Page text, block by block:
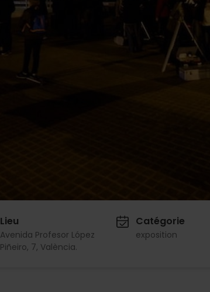
Lieu
Avenida Profesor López
Piñeiro, 7, València.
Catégorie
exposition